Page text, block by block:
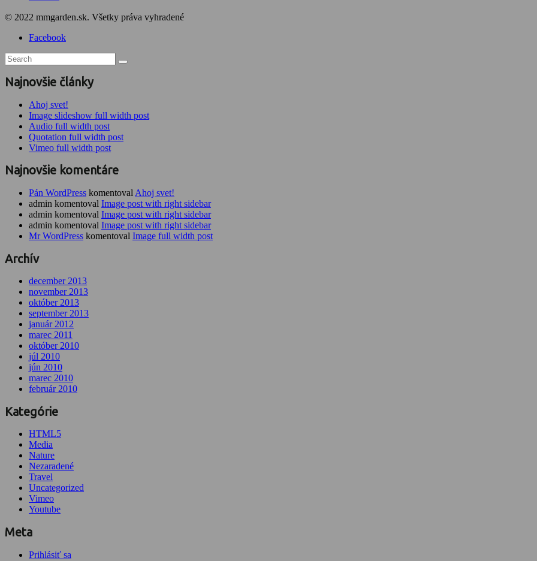
© 2022 mmgarden.sk. Všetky práva vyhradené
Facebook
Najnovšie články
Ahoj svet!
Image slideshow full width post
Audio full width post
Quotation full width post
Vimeo full width post
Najnovšie komentáre
Pán WordPress komentoval Ahoj svet!
admin komentoval Image post with right sidebar
admin komentoval Image post with right sidebar
admin komentoval Image post with right sidebar
Mr WordPress komentoval Image full width post
Archív
december 2013
november 2013
október 2013
september 2013
január 2012
marec 2011
október 2010
júl 2010
jún 2010
marec 2010
február 2010
Kategórie
HTML5
Media
Nature
Nezaradené
Travel
Uncategorized
Vimeo
Youtube
Meta
Prihlásiť sa